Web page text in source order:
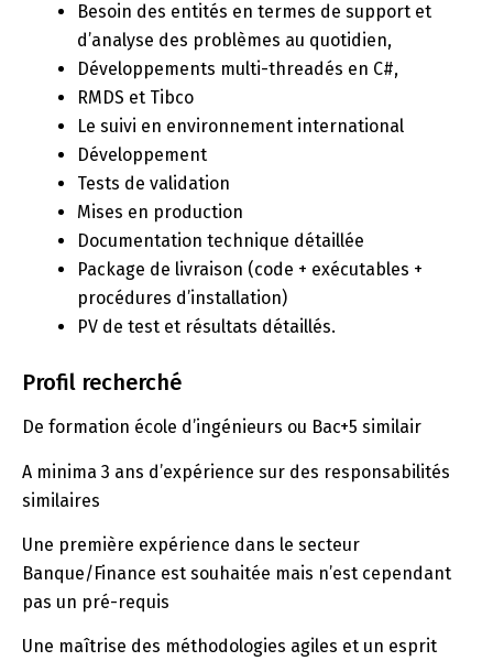
Besoin des entités en termes de support et
d’analyse des problèmes au quotidien,
Développements multi-threadés en C#,
RMDS et Tibco
Le suivi en environnement international
Développement
Tests de validation
Mises en production
Documentation technique détaillée
Package de livraison (code + exécutables +
procédures d’installation)
PV de test et résultats détaillés.
Profil recherché
De formation école d’ingénieurs ou Bac+5 similair
A minima 3 ans d’expérience sur des responsabilités
similaires
Une première expérience dans le secteur
Banque/Finance est souhaitée mais n’est cependant
pas un pré-requis
Une maîtrise des méthodologies agiles et un esprit